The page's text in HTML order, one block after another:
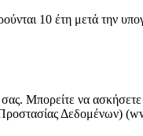
10 έτη μετά την
Μπορείτε να
Προστασίας Δεδομένων)